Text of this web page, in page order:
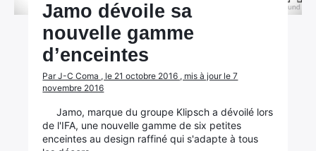
Jamo dévoile sa
nouvelle gamme
d’enceintes
Par J-C Coma , le 21 octobre 2016 , mis à jour le 7
novembre 2016
Jamo, marque du groupe Klipsch a dévoilé lors
de l'IFA, une nouvelle gamme de six petites
enceintes au design raffiné qui s'adapte à tous